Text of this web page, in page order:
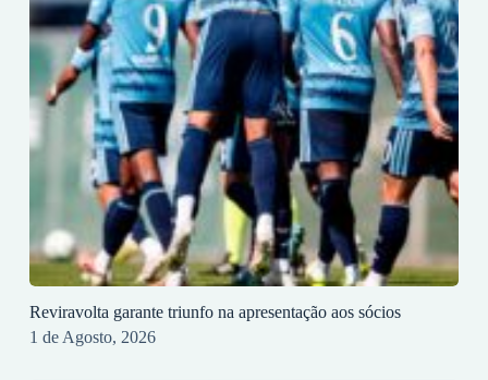
Reviravolta garante triunfo na apresentação aos sócios
1 de Agosto, 2026